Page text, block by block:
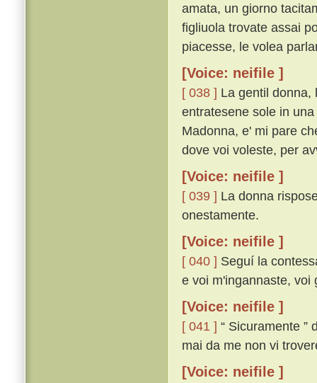
amata, un giorno
figliuola trovate assai
piacesse, le volea
[Voice: neifile ]
[ 038 ] La gentil donna,
entratesene sole in
Madonna, e' mi pare
dove voi voleste, per
[Voice: neifile ]
[ 039 ] La donna
onestamente.
[Voice: neifile ]
[ 040 ] Seguí la
e voi m'ingannaste, voi
[Voice: neifile ]
[ 041 ] “ Sicuramente ”
mai da me non vi
[Voice: neifile ]